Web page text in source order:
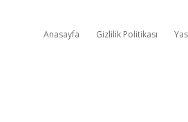
Anasayfa Gizlilik Politikası